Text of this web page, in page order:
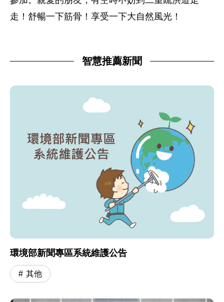
走！舒暢一下筋骨！享受一下大自然風光！
智慧推薦新聞
環境部新聞專區系統維護公告
其他